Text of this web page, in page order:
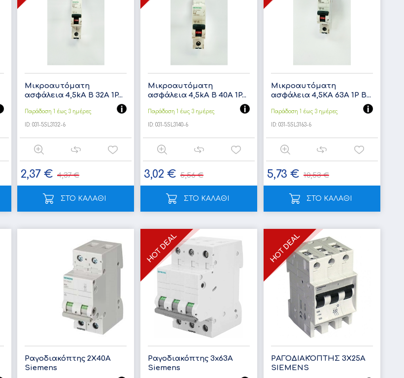
Μικροαυτόματη
ασφάλεια 4,5kA B 32A 1P...
Παράδοση 1 έως 3 ημέρες
ID: 031-5SL3132-6
2,37 € 4,37 €
ΣΤΟ ΚΑΛΑΘΙ
Μικροαυτόματη
ασφάλεια 4,5kA B 40A 1P...
Παράδοση 1 έως 3 ημέρες
ID: 031-5SL3140-6
3,02 € 5,56 €
ΣΤΟ ΚΑΛΑΘΙ
Μικροαυτόματη
ασφάλεια 4,5ΚΑ 63A 1P B...
Παράδοση 1 έως 3 ημέρες
ID:031-5SL3163-6
5,73 € 10,53 €
ΣΤΟ ΚΑΛΑΘΙ
Ραγοδιακόπτης 2Χ40Α
Siemens
Ραγοδιακόπτης 3x63Α
Siemens
ΡΑΓΟΔΙΑΚΌΠΤΗΣ 3Χ25A
SIEMENS